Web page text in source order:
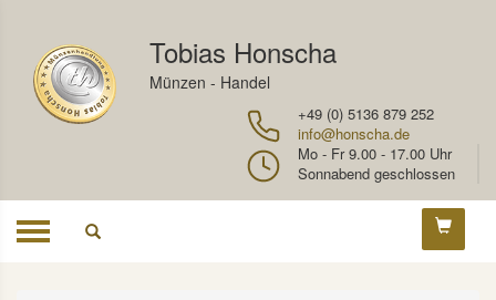
Tobias Honscha
Münzen - Handel
+49 (0) 5136 879 252
info@honscha.de
Mo - Fr 9.00 - 17.00 Uhr
Sonnabend geschlossen
Toggle